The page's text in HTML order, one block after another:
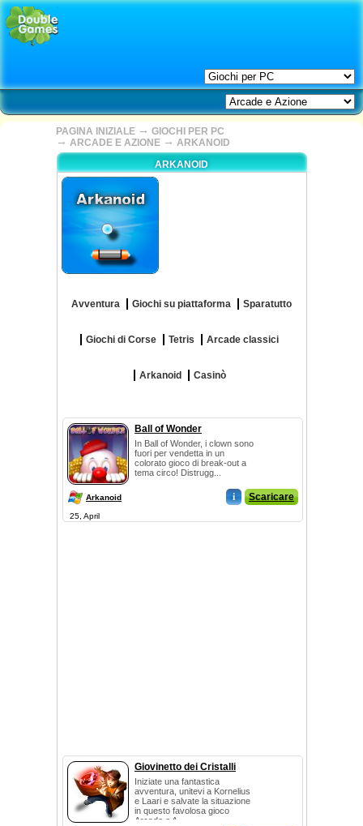
PAGINA INIZIALE → GIOCHI PER PC
→ ARCADE E AZIONE → ARKANOID
ARKANOID
Avventura Giochi su piattaforma Sparatutto
Giochi di Corse Tetris Arcade classici
Arkanoid Casinò
Ball of Wonder
In Ball of Wonder, i clown sono
fuori per vendetta in un
colorato gioco di break-out a
tema circo! Distrugg...
Arkanoid i Scaricare
25, April
Giovinetto dei Cristalli
Iniziate una fantastica
avventura, unitevi a Kornelius
e Laari e salvate la situazione
in questo favolosa gioco
Arcade e A...